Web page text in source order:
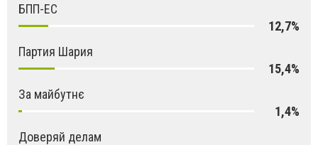
БПП-ЕС
12,7%
Партия Шария
15,4%
За майбутнє
1,4%
Доверяй делам